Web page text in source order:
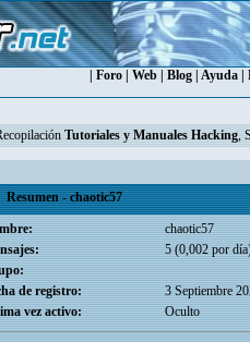
Foro Web Blog Ayuda
Tutoriales y Manuales Hacking,
Resumen - chaotic57
chaotic57
5 (0,002 por
de registro:
3 Septiembre
vez activo:
Oculto